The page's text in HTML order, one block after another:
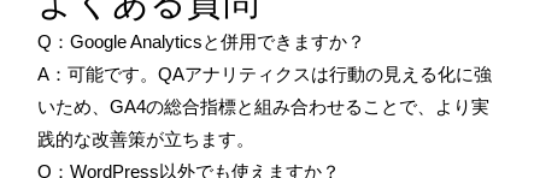
Q：Google Analyticsと併用できますか？
A：可能です。QAアナリティクスは行動の見える化に強
いため、GA4の総合指標と組み合わせることで、より実
践的な改善策が立ちます。
Q：WordPress以外でも使えますか？